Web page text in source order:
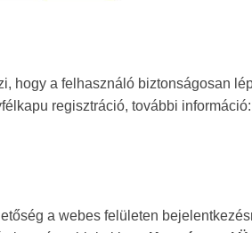
hogy a felhasználó biztonságosan
regisztráció, további információ:
a webes felületen